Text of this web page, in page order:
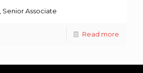
Senior Associate
Read more